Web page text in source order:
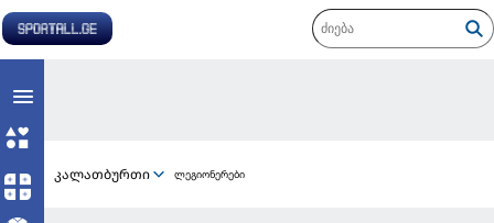
კალათბურთი ლეგიონერები